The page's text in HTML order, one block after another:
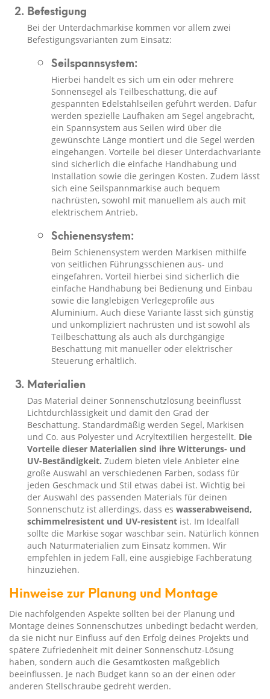
Befestigung
Bei der Unterdachmarkise kommen vor allem zwei
Befestigungsvarianten zum Einsatz:
Seilspannsystem:
Hierbei handelt es sich um ein oder mehrere
Sonnensegel als Teilbeschattung, die auf
gespannten Edelstahlseilen geführt werden. Dafür
werden spezielle Laufhaken am Segel angebracht,
ein Spannsystem aus Seilen wird über die
gewünschte Länge montiert und die Segel werden
eingehangen. Vorteile bei dieser Unterdachvariante
sind sicherlich die einfache Handhabung und
Installation sowie die geringen Kosten. Zudem lässt
sich eine Seilspannmarkise auch bequem
nachrüsten, sowohl mit manuellem als auch mit
elektrischem Antrieb.
Schienensystem:
Beim Schienensystem werden Markisen mithilfe
von seitlichen Führungsschienen aus- und
eingefahren. Vorteil hierbei sind sicherlich die
einfache Handhabung bei Bedienung und Einbau
sowie die langlebigen Verlegeprofile aus
Aluminium. Auch diese Variante lässt sich günstig
und unkompliziert nachrüsten und ist sowohl als
Teilbeschattung als auch als durchgängige
Beschattung mit manueller oder elektrischer
Steuerung erhältlich.
Materialien
Das Material deiner Sonnenschutzlösung beeinflusst
Lichtdurchlässigkeit und damit den Grad der
Beschattung. Standardmäßig werden Segel, Markisen
und Co. aus Polyester und Acryltextilien hergestellt. Die
Vorteile dieser Materialien sind ihre Witterungs- und
UV-Beständigkeit. Zudem bieten viele Anbieter eine
große Auswahl an verschiedenen Farben, sodass für
jeden Geschmack und Stil etwas dabei ist. Wichtig bei
der Auswahl des passenden Materials für deinen
Sonnenschutz ist allerdings, dass es wasserabweisend,
schimmelresistent und UV-resistent ist. Im Idealfall
sollte die Markise sogar waschbar sein. Natürlich können
auch Naturmaterialien zum Einsatz kommen. Wir
empfehlen in jedem Fall, eine ausgiebige Fachberatung
hinzuziehen.
Hinweise zur Planung und Montage
Die nachfolgenden Aspekte sollten bei der Planung und
Montage deines Sonnenschutzes unbedingt bedacht werden,
da sie nicht nur Einfluss auf den Erfolg deines Projekts und
spätere Zufriedenheit mit deiner Sonnenschutz-Lösung
haben, sondern auch die Gesamtkosten maßgeblich
beeinflussen. Je nach Budget kann so an der einen oder
anderen Stellschraube gedreht werden.